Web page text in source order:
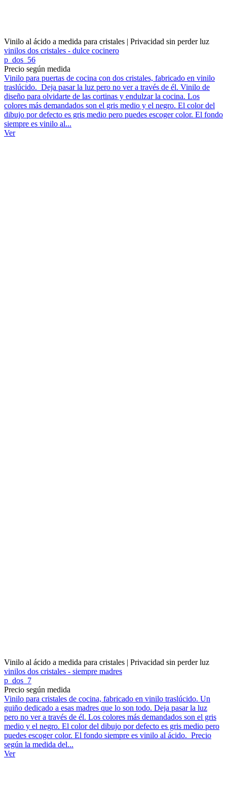
Vinilo al ácido a medida para cristales | Privacidad sin perder luz
vinilos dos cristales - dulce cocinero
p_dos_56
Precio según medida
Vinilo para puertas de cocina con dos cristales, fabricado en vinilo
traslúcido. Deja pasar la luz pero no ver a través de él. Vinilo de
diseño para olvidarte de las cortinas y endulzar la cocina. Los
colores más demandados son el gris medio y el negro. El color del
dibujo por defecto es gris medio pero puedes escoger color. El fondo
siempre es vinilo al...
Ver
Vinilo al ácido a medida para cristales | Privacidad sin perder luz
vinilos dos cristales - siempre madres
p_dos_7
Precio según medida
Vinilo para cristales de cocina, fabricado en vinilo traslúcido. Un
guiño dedicado a esas madres que lo son todo. Deja pasar la luz
pero no ver a través de él. Los colores más demandados son el gris
medio y el negro. El color del dibujo por defecto es gris medio pero
puedes escoger color. El fondo siempre es vinilo al ácido. Precio
según la medida del...
Ver